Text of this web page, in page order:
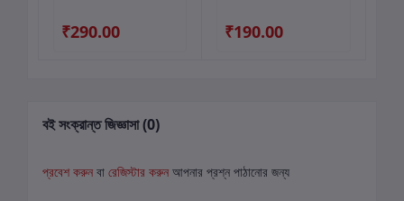
₹290.00 ₹190.00
বই সংক্রান্ত জিজ্ঞাসা (0)
প্রবেশ করুন বা রেজিস্টার করুন আপনার প্রশ্ন পাঠানোর জন্য